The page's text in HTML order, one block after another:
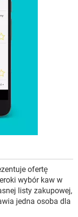
ofertę
wybór kaw w
listy zakupowej,
jedna osoba dla